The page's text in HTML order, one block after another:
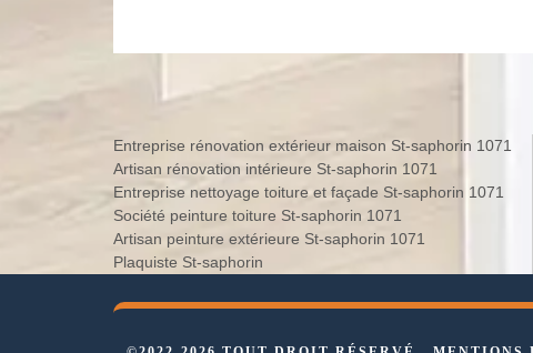
Entreprise rénovation extérieur maison St-saphorin 1071
Artisan rénovation intérieure St-saphorin 1071
Entreprise nettoyage toiture et façade St-saphorin 1071
Société peinture toiture St-saphorin 1071
Artisan peinture extérieure St-saphorin 1071
Plaquiste St-saphorin